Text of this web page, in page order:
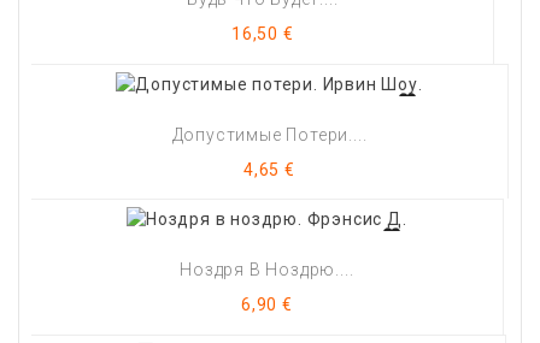
Цена
16,50 €
Допустимые Потери....
Цена
4,65 €
Ноздря В Ноздрю....
Цена
6,90 €